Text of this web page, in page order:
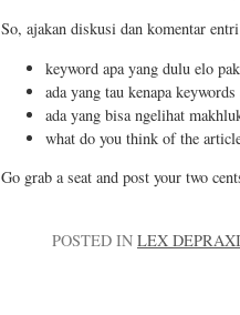
So, ajakan diskusi dan komentar
keyword apa yang dulu elo
ada yang tau kenapa
ada yang bisa ngelihat
what do you think of the
Go grab a seat and post your two
POSTED IN LEX